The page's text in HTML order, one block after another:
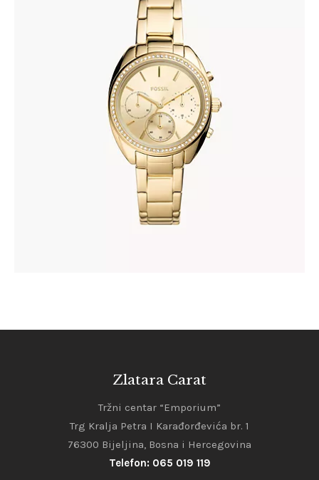
FOSSIL BQ3658
335.00 KM
Zlatara Carat
Tržni centar “Emporium”
Trg Kralja Petra I Karađorđevića br. 1
76300 Bijeljina, Bosna i Hercegovina
Telefon: 065 019 119